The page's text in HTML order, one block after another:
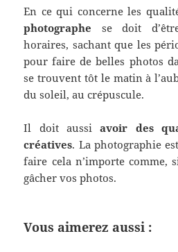
En ce qui concerne les
photographe se doit
horaires, sachant que les
pour faire de belles photos
se trouvent tôt le matin à
du soleil, au crépuscule.
Il doit aussiavoir des
créatives. La photographie
faire cela n’importe comme,
gâcher vos photos.
Vous aimerez aussi :